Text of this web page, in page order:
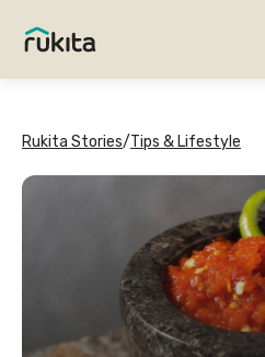
Rukita Stories/Tips & Lifestyle